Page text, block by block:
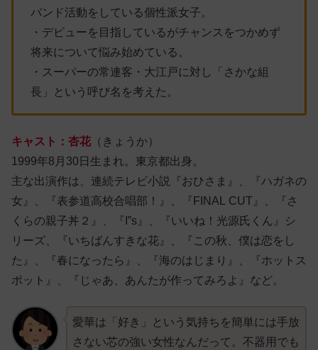
バンド活動をしている個性派女子。
・デビューを目指しているがチャンスをつかめず
将来について悩み始めている。
・スーパーの常連客・大江戸に対し「さかな組
長」という呼び名を考えた。
キャスト：杏花 （きょうか）
1999年8月30日生まれ。東京都出身。
主な出演作は、連続テレビ小説『おひさま』、『ハガネの
女』、『表参道高校合唱部！』、『FINAL CUT』、『さ
くらの親子丼２』、『I”s』、『いいね！光源氏くん』シ
リーズ、『いちばんすきな花』、『この秋、僕は恋をし
た』、『春になったら』、『海のはじまり』、『ホットス
ポット』、『じゃあ、あんたが作ってみろよ』など。
愛華は「好き」という気持ちを簡単には手放
さない芯の強い女性なんだって。不器用でも